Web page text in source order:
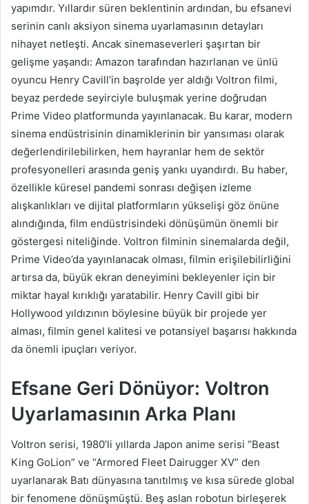
yapımdır. Yıllardır süren beklentinin ardından, bu efsanevi
serinin canlı aksiyon sinema uyarlamasının detayları
nihayet netleşti. Ancak sinemaseverleri şaşırtan bir
gelişme yaşandı: Amazon tarafından hazırlanan ve ünlü
oyuncu Henry Cavill’in başrolde yer aldığı Voltron filmi,
beyaz perdede seyirciyle buluşmak yerine doğrudan
Prime Video platformunda yayınlanacak. Bu karar, modern
sinema endüstrisinin dinamiklerinin bir yansıması olarak
değerlendirilebilirken, hem hayranlar hem de sektör
profesyonelleri arasında geniş yankı uyandırdı. Bu haber,
özellikle küresel pandemi sonrası değişen izleme
alışkanlıkları ve dijital platformların yükselişi göz önüne
alındığında, film endüstrisindeki dönüşümün önemli bir
göstergesi niteliğinde. Voltron filminin sinemalarda değil,
Prime Video’da yayınlanacak olması, filmin erişilebilirliğini
artırsa da, büyük ekran deneyimini bekleyenler için bir
miktar hayal kırıklığı yaratabilir. Henry Cavill gibi bir
Hollywood yıldızının böylesine büyük bir projede yer
alması, filmin genel kalitesi ve potansiyel başarısı hakkında
da önemli ipuçları veriyor.
Efsane Geri Dönüyor: Voltron
Uyarlamasının Arka Planı
Voltron serisi, 1980’li yıllarda Japon anime serisi “Beast
King GoLion” ve “Armored Fleet Dairugger XV” den
uyarlanarak Batı dünyasına tanıtılmış ve kısa sürede global
bir fenomene dönüşmüştü. Beş aslan robotun birleşerek